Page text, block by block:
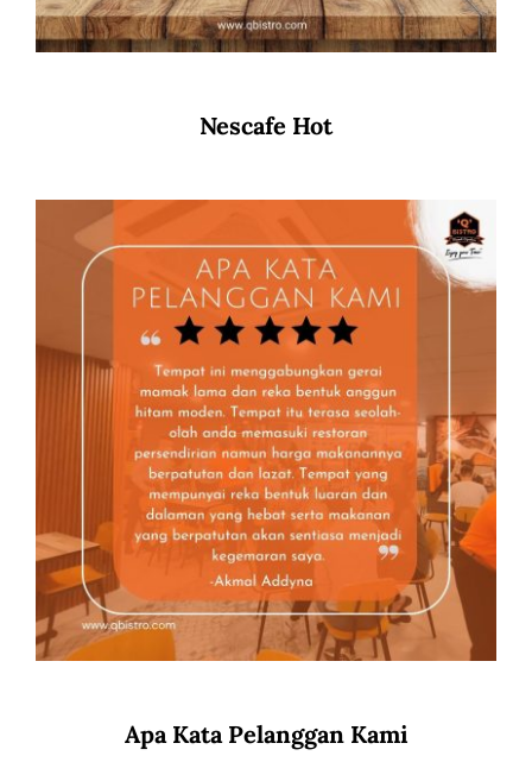
Nescafe Hot
Apa Kata Pelanggan Kami